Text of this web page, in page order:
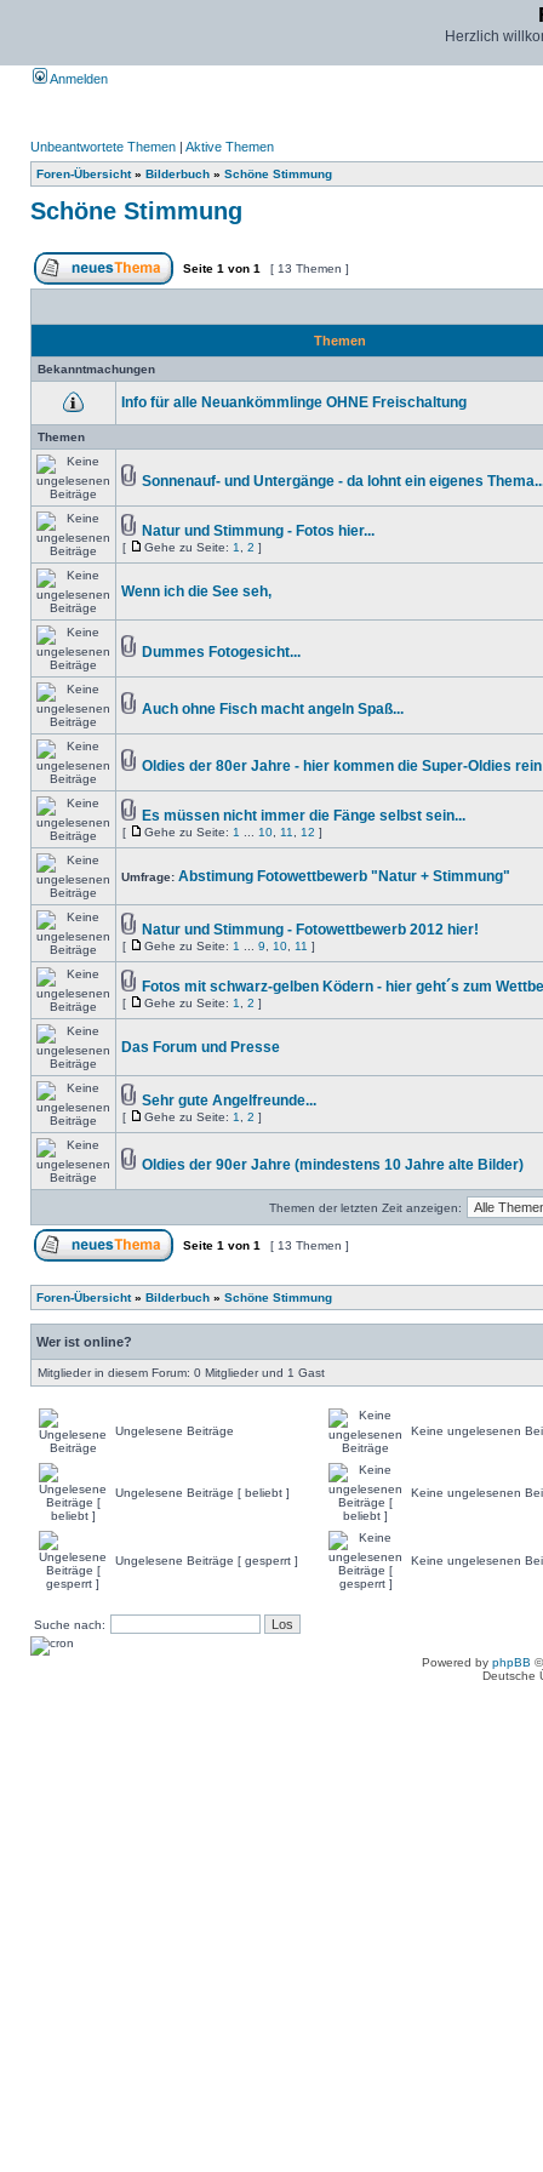
Herzlich
Anmelden
Unbeantwortete Themen | Aktive Themen
Foren-Übersicht» Bilderbuch » Schöne Stimmung
Schöne Stimmung
Seite 1 von 1 [ 13 Themen ]
Themen
Bekanntmachungen
Info für alle Neuankömmlinge OHNE Freischaltung
Themen
Sonnenauf- und Untergänge - da lohnt ein eigenes
Natur und Stimmung - Fotos hier...
[ Gehe zu Seite: 1 2 ]
Wenn ich die See seh,
Dummes Fotogesicht...
Auch ohne Fisch macht angeln Spaß...
Oldies der 80er Jahre - hier kommen die Super-Oldies rein
Es müssen nicht immer die Fänge selbst sein...
[ Gehe zu Seite: 1 10 11 12 ]
Umfrage: Abstimung Fotowettbewerb "Natur + Stimmung"
Natur und Stimmung - Fotowettbewerb 2012 hier!
[ Gehe zu Seite: 1 9 10 11 ]
Fotos mit schwarz-gelben Ködern - hier geht´s zum
[ Gehe zu Seite: 1 2 ]
Das Forum und Presse
Sehr gute Angelfreunde...
[ Gehe zu Seite: 1 2 ]
Oldies der 90er Jahre (mindestens 10 Jahre alte Bilder)
Themen der letzten Zeit anzeigen:
Seite 1 von 1 [ 13 Themen ]
Foren-Übersicht» Bilderbuch » Schöne Stimmung
Wer ist online?
Mitglieder in diesem Forum: 0 Mitglieder und 1 Gast
Ungelesene Beiträge Keine ungelesenen
Ungelesene Beiträge [ beliebt ] Keine ungelesenen
Ungelesene Beiträge [ gesperrt ] Keine ungelesenen
Suche nach:
Powered by phpBB
Deutsche